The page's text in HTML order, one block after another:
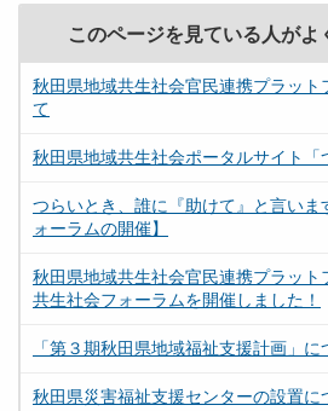
このページを見ている人がよ
秋田県地域共生社会官民連携プラッ
て
秋田県地域共生社会ポータルサイト「
つらいとき、誰に『助けて』と言いま
ォーラムの開催】
秋田県地域共生社会官民連携プラッ
共生社会フォーラムを開催しました！
「第３期秋田県地域福祉支援計画」に
秋田県災害福祉支援センターの設置に